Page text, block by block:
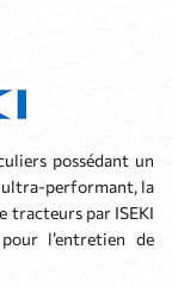
possédant un
ultra-performant, la
tracteurs par ISEKI
l’entretien de